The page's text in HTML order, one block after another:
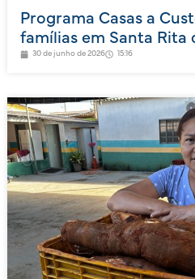
Programa Casas a
famílias em Santa Rita
30 de junho de 2026 15:16